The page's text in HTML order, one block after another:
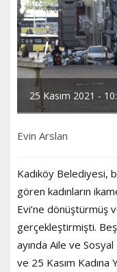
25 Kasım 2021 -
Evin Arslan
Kadıköy Belediyesi,
gören kadınların
Evi’ne dönüştürmüş
gerçekleştirmişti. Beş
ayında Aile ve Sosyal
ve 25 Kasım Kadına